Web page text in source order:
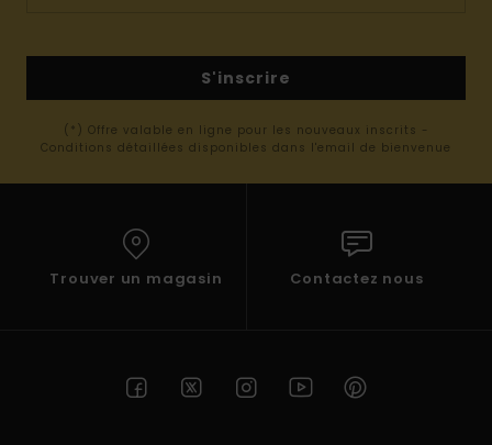
S'inscrire
(*) Offre valable en ligne pour les nouveaux inscrits -
Conditions détaillées disponibles dans l'email de bienvenue
Trouver un magasin Contactez nous